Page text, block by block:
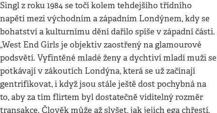
Singl z roku 1984 se točí kolem tehdejšího třídního
napětí mezi východním a západním Londýnem, kdy se
bohatství a kulturnímu dění dařilo spíše v západní části.
„West End Girls je objektiv zaostřený na glamourové
podsvětí. Vyfintěné mladé ženy a dychtiví mladí muži se
potkávají v zákoutích Londýna, která se už začínají
gentrifikovat, i když jsou stále ještě dost pochybná na
to, aby za tím flirtem byl dostatečně viditelný rozměr
transakce. Člověk může až slyšet, jak jejich ega chřestí,